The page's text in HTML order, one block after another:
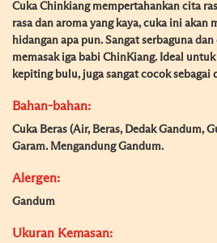
Cuka Chinkiang mempertahankan cita
rasa dan aroma yang kaya, cuka ini akan
hidangan apa pun. Sangat serbaguna
memasak iga babi ChinKiang. Ideal
kepiting bulu, juga sangat cocok sebagai
Bahan-bahan:
Cuka Beras (Air, Beras, Dedak Gandum,
Garam. Mengandung Gandum.
Alergen:
Gandum
Ukuran Kemasan: